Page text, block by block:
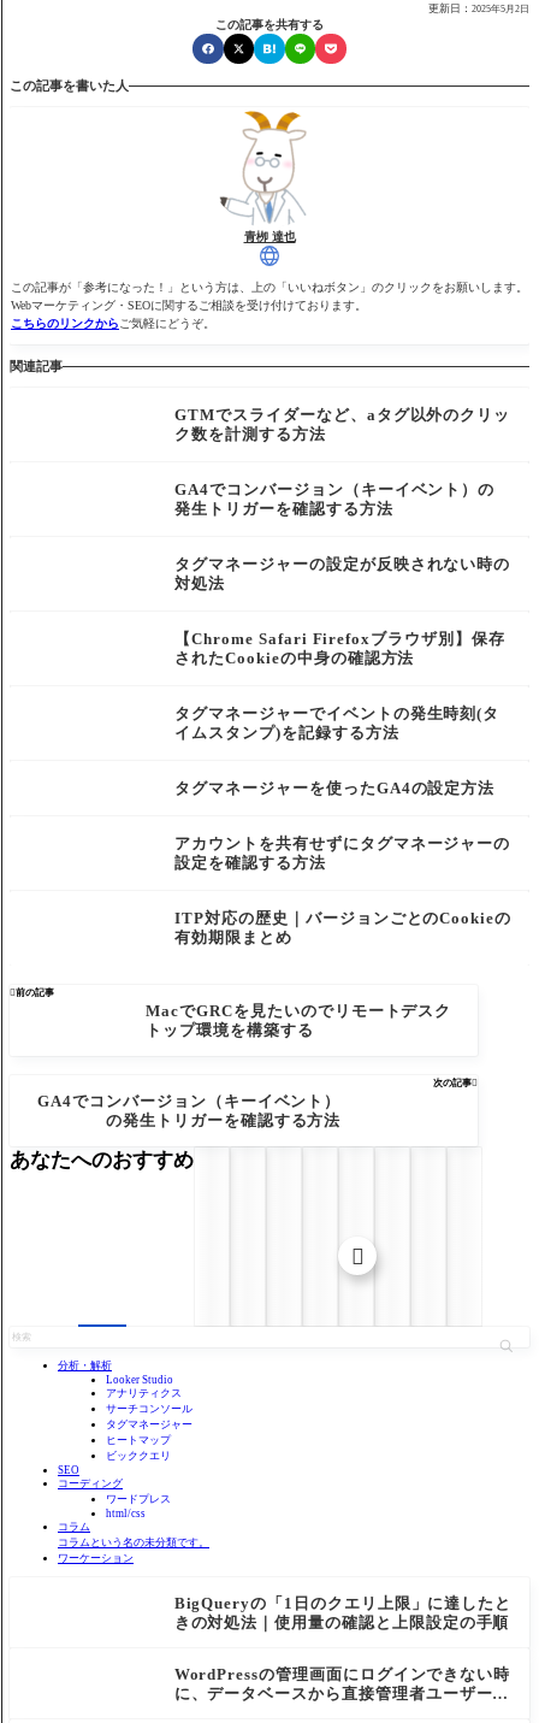
更新日： 2025年5月2日
この記事を共有する
この記事を書いた人
青栁 達也
この記事が「参考になった！」という方は、上の「いいねボタン」のクリックをお願いします。
Webマーケティング・SEOに関するご相談を受け付けております。
こちらのリンクから ご気軽にどうぞ。
関連記事
GTMでスライダーなど、aタグ以外のクリッ
ク数を計測する方法
GA4でコンバージョン（キーイベント）の
発生トリガーを確認する方法
タグマネージャーの設定が反映されない時の
対処法
【Chrome Safari Firefoxブラウザ別】保存
されたCookieの中身の確認方法
タグマネージャーでイベントの発生時刻(タ
イムスタンプ)を記録する方法
タグマネージャーを使ったGA4の設定方法
アカウントを共有せずにタグマネージャーの
設定を確認する方法
ITP対応の歴史｜バージョンごとのCookieの
有効期限まとめ
前の記事
MacでGRCを見たいのでリモートデスク
トップ環境を構築する
次の記事
GA4でコンバージョン（キーイベント）
の発生トリガーを確認する方法
分析・解析
Looker Studio
アナリティクス
サーチコンソール
タグマネージャー
ヒートマップ
ビッククエリ
SEO
コーディング
ワードプレス
html/css
コラム
コラムという名の未分類です。
ワーケーション
BigQueryの「1日のクエリ上限」に達したと
きの対処法｜使用量の確認と上限設定の手順
WordPressの管理画面にログインできない時
に、データベースから直接管理者ユーザーを
あなたへのおすすめ
